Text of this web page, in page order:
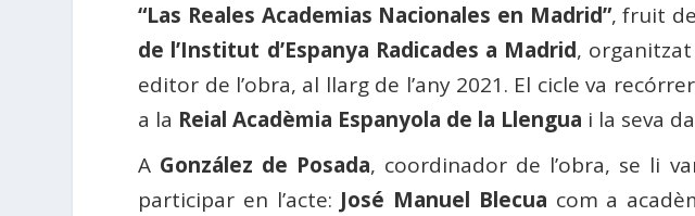
“Las Reales Academias Nacionales en Madrid”, fruit
de l’Institut d’Espanya Radicades a Madrid, organitzat
editor de l’obra, al llarg de l’any 2021. El cicle va
a la Reial Acadèmia Espanyola de la Llengua i la seva
A González de Posada, coordinador de l’obra, se li
participar en l’acte: José Manuel Blecua com a